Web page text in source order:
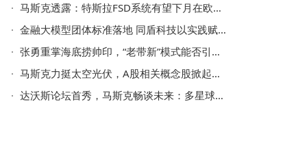
马斯克透露：特斯拉FSD系统有望下月在欧洲获批，中国获批时间或相近
金融大模型团体标准落地 同盾科技以实践赋能共筑金融科技新生态
张勇重掌海底捞帅印，“老带新”模式能否引领品牌破局寒冬？
马斯克力挺太空光伏，A股相关概念股掀起涨停潮，行业前景可期
达沃斯论坛首秀，马斯克畅谈未来：多星球生存，机器人或超人口数量